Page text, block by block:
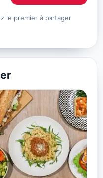
le premier à partager